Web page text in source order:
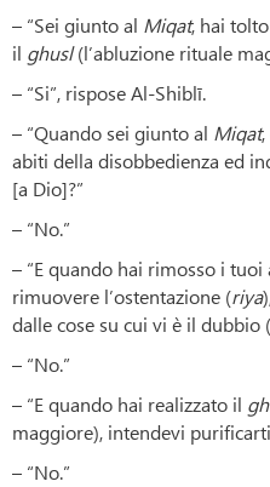
– “Sei giunto al Miqat, hai
il ghusl(l’abluzione rituale
– “Si”, rispose Al-Shiblī.
– “Quando sei giunto al Miqat
abiti della disobbedienza ed
[a Dio]?”
– “No.”
– “E quando hai rimosso i
rimuovere l’ostentazione (riya
dalle cose su cui vi è il dubbio
– “No.”
– “E quando hai realizzato il
maggiore), intendevi
– “No.”